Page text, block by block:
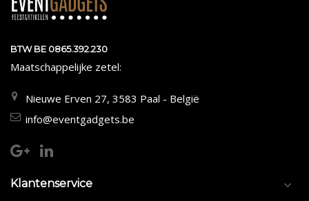
BTW BE 0865.392.230
Maatschappelijke zetel:
Nieuwe Erven 27, 3583 Paal - België
info@eventgadgets.be
Klantenservice